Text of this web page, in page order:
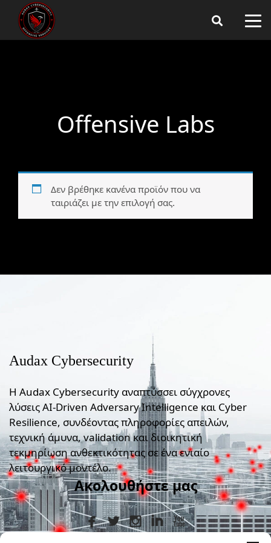
Offensive Labs
Δεν βρέθηκε κανένα προϊόν που να
ταιριάζει με την επιλογή σας.
Audax Cybersecurity
Η Audax Cybersecurity αναπτύσσει σύγχρονες
λύσεις AI-Driven Adversary Intelligence και Cyber
Resilience, συνδέοντας πληροφορίες απειλών,
τεχνική άμυνα, validation και διοικητική
τεκμηρίωση ανθεκτικότητας σε ένα ενιαίο
λειτουργικό μοντέλο.
Ακολουθήστε μας